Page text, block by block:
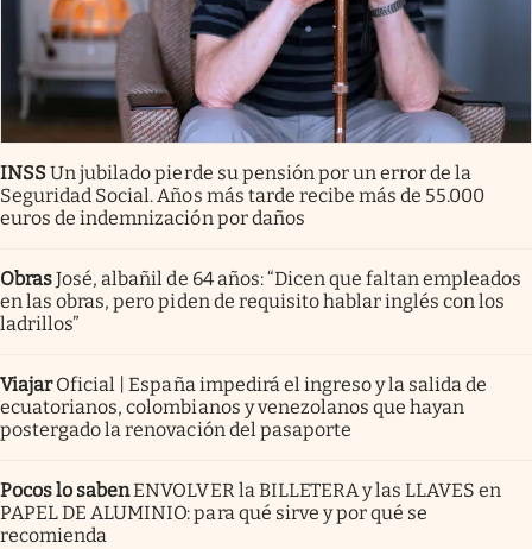
INSSUn jubilado pierde su pensión por un error de la
Seguridad Social. Años más tarde recibe más de 55.000
euros de indemnización por daños
ObrasJosé, albañil de 64 años: “Dicen que faltan empleados
en las obras, pero piden de requisito hablar inglés con los
ladrillos”
Viajar Oficial | España impedirá el ingreso y la salida de
ecuatorianos, colombianos y venezolanos que hayan
postergado la renovación del pasaporte
Pocos lo sabenENVOLVER la BILLETERA y las LLAVES en
PAPEL DE ALUMINIO: para qué sirve y por qué se
recomienda